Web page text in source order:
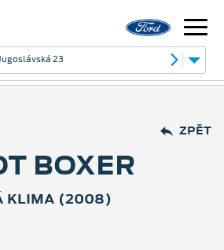
23
ZPĚT
BOXER
KLIMA (2008)